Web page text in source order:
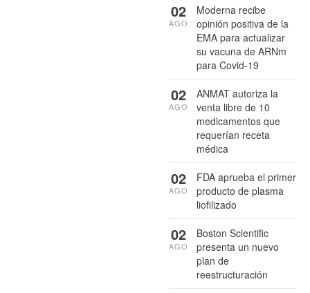
Moderna recibe
opinión positiva de la
EMA para actualizar
su vacuna de ARNm
para Covid-19
02
AGO
ANMAT autoriza la
venta libre de 10
medicamentos que
requerían receta
médica
02
AGO
FDA aprueba el primer
producto de plasma
liofilizado
02
AGO
Boston Scientific
presenta un nuevo
plan de
reestructuración
02
AGO